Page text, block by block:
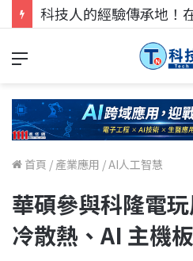
首頁 / 產業應用 /AI人工智慧
華碩參與科隆電
冷散熱、AI 主機板